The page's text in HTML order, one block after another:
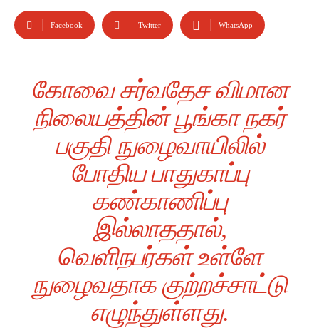
Facebook Twitter WhatsApp
கோவை சர்வதேச விமான
நிலையத்தின் பூங்கா நகர்
பகுதி நுழைவாயிலில்
போதிய பாதுகாப்பு
கண்காணிப்பு
இல்லாததால்,
வெளிநபர்கள் உள்ளே
நுழைவதாக குற்றச்சாட்டு
எழுந்துள்ளது.